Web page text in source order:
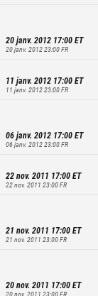
20 janv. 2012 17:00ET
20 janv. 2012 23:00FR
11 janv. 2012 17:00ET
11 janv. 2012 23:00FR
06 janv. 2012 17:00ET
06 janv. 2012 23:00FR
22 nov. 2011 17:00ET
22 nov. 2011 23:00FR
21 nov. 2011 17:00ET
21 nov. 2011 23:00FR
20 nov. 2011 17:00ET